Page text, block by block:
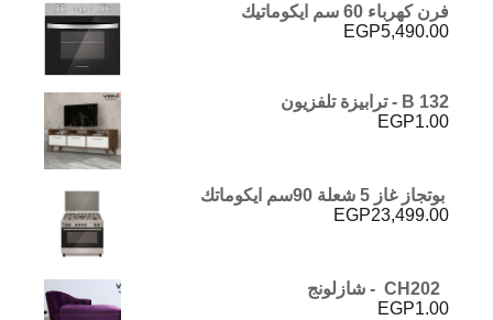
فرن كهرباء 60 سم ايكوماتيك
EGP5,490.00
B 132 - ترابيزة تلفزيون
EGP1.00
بوتجاز غاز 5 شعلة 90سم ايكوماتك
EGP23,499.00
EGP1.00